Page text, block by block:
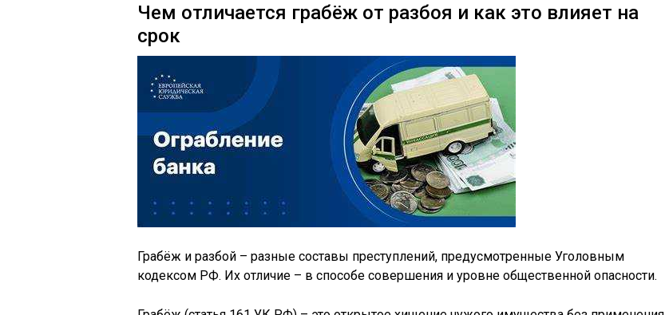
Чем отличается грабёж от разбоя и как это влияет на
срок
Грабёж и разбой – разные составы преступлений, предусмотренные Уголовным
кодексом РФ. Их отличие – в способе совершения и уровне общественной опасности.